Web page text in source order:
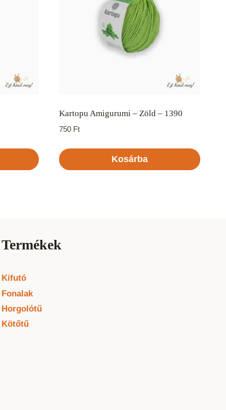
Kartopu Amigurumi – Zöld – 1390
750 Ft
Kosárba
Termékek
Kifutó
Fonalak
Horgolótű
Kötőtű